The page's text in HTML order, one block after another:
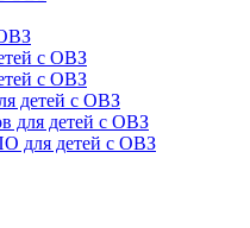
с ОВЗ
с ОВЗ
детей с ОВЗ
для детей с ОВЗ
для детей с ОВЗ